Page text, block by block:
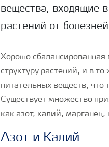
вещества, входящие
растений от
Хорошо сбалансированная
структуру растений, и в
питательных веществ, что
Существует множество
как азот, калий,
Азот и Калий